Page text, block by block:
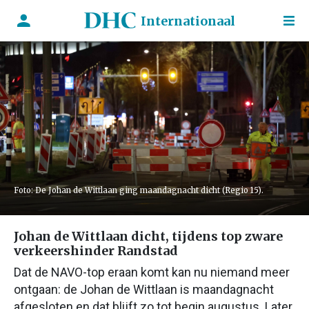
Internationaal
Foto: De Johan de Wittlaan ging maandagnacht dicht (Regio 15).
Johan de Wittlaan dicht, tijdens top zware
verkeershinder Randstad
Dat de NAVO-top eraan komt kan nu niemand meer
ontgaan: de Johan de Wittlaan is maandagnacht